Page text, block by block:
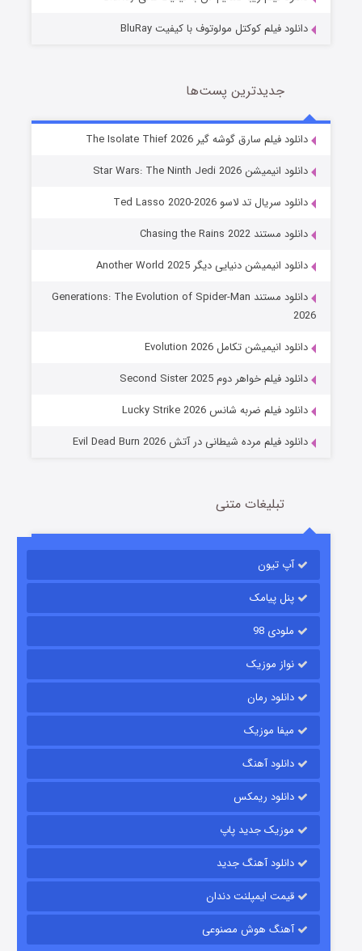
خاندان اژدها فصل ۳
جادوگری در مغولستان
باب اسفنجی فصل ۱۷
قسمت6 (زیرنویس) منتشر شد
قسمت15 (دوبله) منتشر شد
دانلود فیلم کوکتل مولوتوف با کیفیت BluRay
جدیدترین پست‌ها
دانلود فیلم سارق گوشه گیر The Isolate Thief 2026
دانلود انیمیشن Star Wars: The Ninth Jedi 2026
دانلود سریال تد لاسو Ted Lasso 2020-2026
دانلود مستند Chasing the Rains 2022
دانلود انیمیشن دنیایی دیگر Another World 2025
دانلود مستند Generations: The Evolution of Spider-Man
2026
دانلود انیمیشن تکامل Evolution 2026
دانلود فیلم خواهر دوم Second Sister 2025
دانلود فیلم ضربه شانس Lucky Strike 2026
دانلود فیلم مرده شیطانی در آتش Evil Dead Burn 2026
تبلیغات متنی
آپ تیون
پنل پیامک
ملودی 98
نواز موزیک
دانلود رمان
میفا موزیک
دانلود آهنگ
دانلود ریمکس
موزیک جدید پاپ
دانلود آهنگ جدید
قیمت ایمپلنت دندان
آهنگ هوش مصنوعی